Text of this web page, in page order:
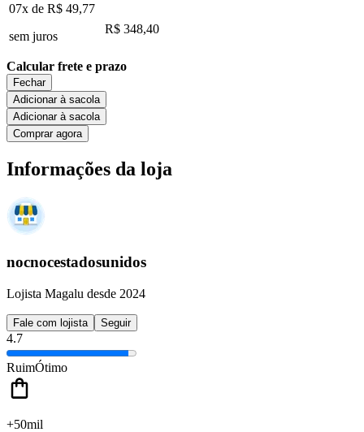
07x de R$ 49,77
sem juros
R$ 348,40
Calcular frete e prazo
Fechar
Adicionar à sacola
Adicionar à sacola
Comprar agora
Informações da loja
nocnocestadosunidos
Lojista Magalu desde 2024
Fale com lojista Seguir
4.7
RuimÓtimo
+50mil